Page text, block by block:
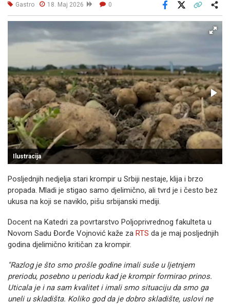
Gastro 18. Maj 2026 0
Facebook
Ilustracija
Posljednjih nedjelja stari krompir u Srbiji nestaje, klija i brzo
propada. Mladi je stigao samo djelimično, ali tvrd je i često bez
ukusa na koji se naviklo, pišu srbijanski mediji.
Docent na Katedri za povrtarstvo Poljoprivrednog fakulteta u
Novom Sadu Đorđe Vojnović kaže za RTS da je maj posljednjih
godina djelimično kritičan za krompir.
"Razlog je što smo prošle godine imali suše u ljetnjem
preriodu, posebno u periodu kad je krompir formirao prinos.
Uticala je i na sam kvalitet i imali smo situaciju da smo ga
uneli u skladišta. Koliko god da je dobro skladište, uslovi ne